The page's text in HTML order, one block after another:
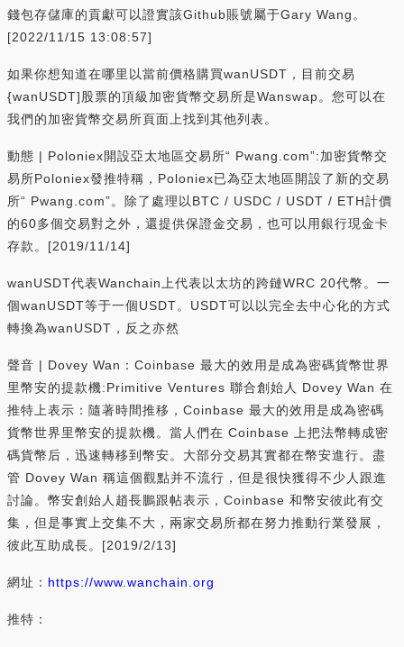
錢包存儲庫的貢獻可以證實該Github賬號屬于Gary Wang。
[2022/11/15 13:08:57]
如果你想知道在哪里以當前價格購買wanUSDT，目前交易
{wanUSDT]股票的頂級加密貨幣交易所是Wanswap。您可以在
我們的加密貨幣交易所頁面上找到其他列表。
動態 | Poloniex開設亞太地區交易所“ Pwang.com”:加密貨幣交
易所Poloniex發推特稱，Poloniex已為亞太地區開設了新的交易
所“ Pwang.com”。除了處理以BTC / USDC / USDT / ETH計價
的60多個交易對之外，還提供保證金交易，也可以用銀行現金卡
存款。[2019/11/14]
wanUSDT代表Wanchain上代表以太坊的跨鏈WRC 20代幣。一
個wanUSDT等于一個USDT。USDT可以以完全去中心化的方式
轉換為wanUSDT，反之亦然
聲音 | Dovey Wan：Coinbase 最大的效用是成為密碼貨幣世界
里幣安的提款機:Primitive Ventures 聯合創始人 Dovey Wan 在
推特上表示：隨著時間推移，Coinbase 最大的效用是成為密碼
貨幣世界里幣安的提款機。當人們在 Coinbase 上把法幣轉成密
碼貨幣后，迅速轉移到幣安。大部分交易其實都在幣安進行。盡
管 Dovey Wan 稱這個觀點并不流行，但是很快獲得不少人跟進
討論。幣安創始人趙長鵬跟帖表示，Coinbase 和幣安彼此有交
集，但是事實上交集不大，兩家交易所都在努力推動行業發展，
彼此互助成長。[2019/2/13]
網址： https://www.wanchain.org
推特：